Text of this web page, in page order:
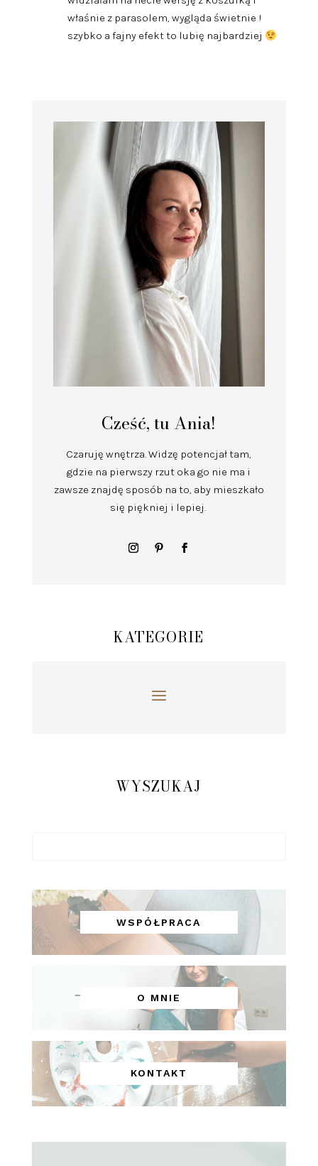
właśnie z parasolem, wygląda świetnie !
szybko a fajny efekt to lubię najbardziej
Cześć, tu Ania!
Czaruję wnętrza.Widzę potencjał tam,
gdzie na pierwszy rzut oka go nie ma i
zawsze znajdę sposób na to, aby mieszkało
się piękniej i lepiej.
KATEGORIE
WYSZUKAJ
WSPÓŁPRACA
O MNIE
KONTAKT